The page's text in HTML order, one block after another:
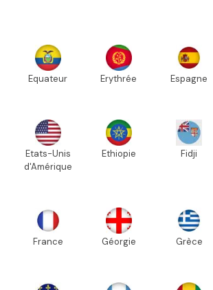
Equateur Erythrée Espagne
Etats-Unis
d'Amérique
Ethiopie Fidji
France Géorgie Grèce